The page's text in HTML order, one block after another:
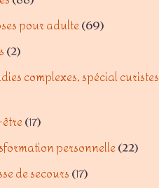
pour adulte 69
2
complexes, spécial curistes
17
personnelle 22
de secours 17